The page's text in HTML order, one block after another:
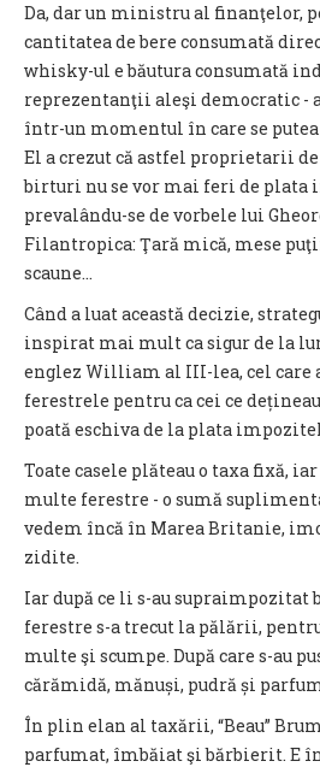
Da, dar un ministru al finanţelor,
cantitatea de bere consumată
whisky-ul e băutura consumată
reprezentanţii aleşi democratic -
într-un momentul în care se
El a crezut că astfel proprietarii de
birturi nu se vor mai feri de plata
prevalându-se de vorbele lui
Filantropica: Ţară mică, mese
scaune…
Când a luat această decizie,
inspirat mai mult ca sigur de la
englez William al III-lea, cel care
ferestrele pentru ca cei ce
poată eschiva de la plata
Toate casele plăteau o taxa fixă,
multe ferestre - o sumă
vedem încă în Marea Britanie,
zidite.
Iar după ce li s-au supraimpozitat
ferestre s-a trecut la pălării, pentru
multe şi scumpe. După care s-au
cărămidă, mănuși, pudră și
În plin elan al taxării, “Beau”
parfumat, îmbăiat şi bărbierit. E